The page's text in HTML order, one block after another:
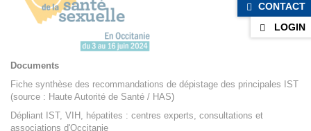
Documents
Fiche synthèse des recommandations de dépistage des principales IST
(source : Haute Autorité de Santé / HAS)
Dépliant IST, VIH, hépatites : centres experts, consultations et
associations d'Occitanie
CONTACT
LOGIN